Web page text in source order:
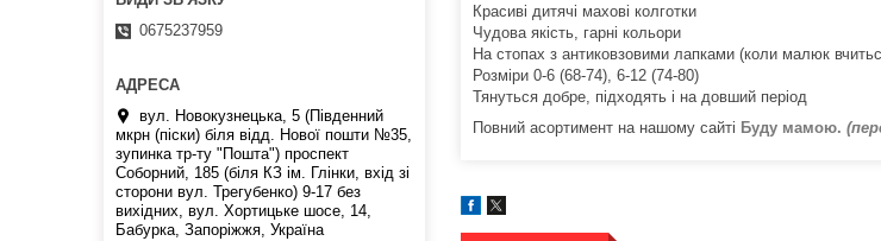
Красиві дитячі махові колготки
Чудова якість, гарні кольори
На стопах з антиковзовими лапками (коли малюк
Розміри 0-6 (68-74), 6-12 (74-80)
Тянуться добре, підходять і на довший період
Повний асортимент на нашому сайті Буду мамою.
0675237959
вул. Новокузнецька, 5 (Південний
мкрн (піски) біля відд. Нової пошти №35,
зупинка тр-ту "Пошта") проспект
Соборний, 185 (біля КЗ ім. Глінки, вхід зі
сторони вул. Трегубенко) 9-17 без
вихідних, вул. Хортицьке шосе, 14,
Бабурка, Запоріжжя, Україна